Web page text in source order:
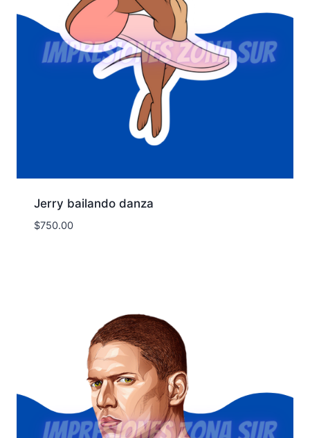
Jerry bailando danza
$750.00